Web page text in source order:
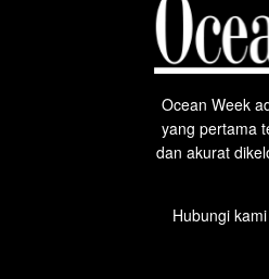
Ocean Week
yang pertama
dan akurat
Hubungi